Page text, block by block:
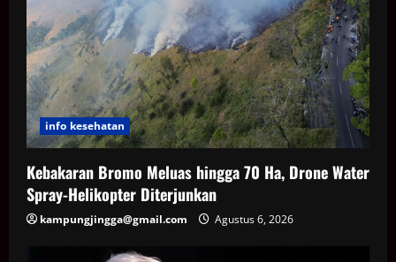
info kesehatan
Kebakaran Bromo Meluas hingga 70 Ha, Drone Water
Spray-Helikopter Diterjunkan
kampungjingga@gmail.com Agustus 6, 2026